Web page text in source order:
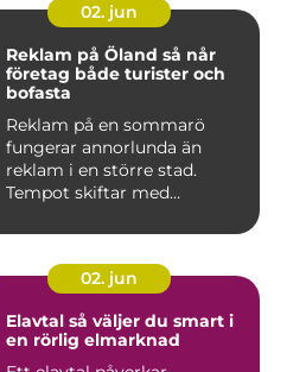
02. jun
Reklam på Öland så når
företag både turister och
bofasta
Reklam på en sommarö
fungerar annorlunda än
reklam i en större stad.
Tempot skiftar med
02. jun
Elavtal så väljer du smart i
en rörlig elmarknad